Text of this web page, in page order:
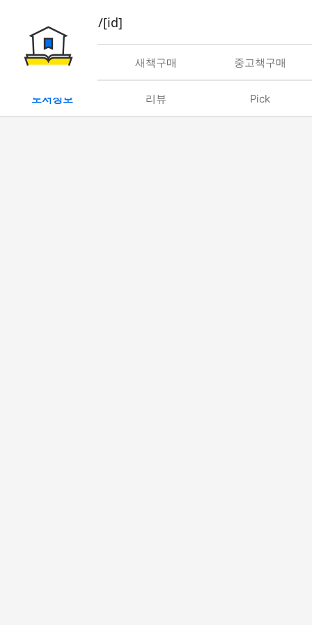
book/rent/[id]
대여 새책구매 중고책구매
도서정보 리뷰 Pick